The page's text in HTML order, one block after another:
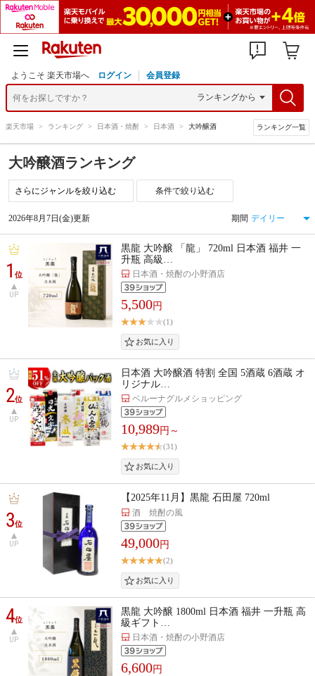
ようこそ 楽天市場へ ログイン 会員登録
楽天市場 > ランキング > 日本酒・焼酎 > 日本酒 > 大吟醸酒 ランキング一覧
大吟醸酒ランキング
条件で絞り込む
2026年8月7日(金)更新 期間
1位
UP
黒龍 大吟醸 「龍」 720ml 日本酒 福井 一
升瓶 高級…
日本酒・焼酎の小野酒店
5,500円
(1)
2位
UP
日本酒 大吟醸酒 特割 全国 5酒蔵 6酒蔵 オ
リジナル…
ベルーナグルメショッピング
10,989円～
(31)
3位
UP
【2025年11月】黒龍 石田屋 720ml
酒 焼酎の風
49,000円
(2)
4位
UP
黒龍 大吟醸 1800ml 日本酒 福井 一升瓶 高
級ギフト…
日本酒・焼酎の小野酒店
6,600円